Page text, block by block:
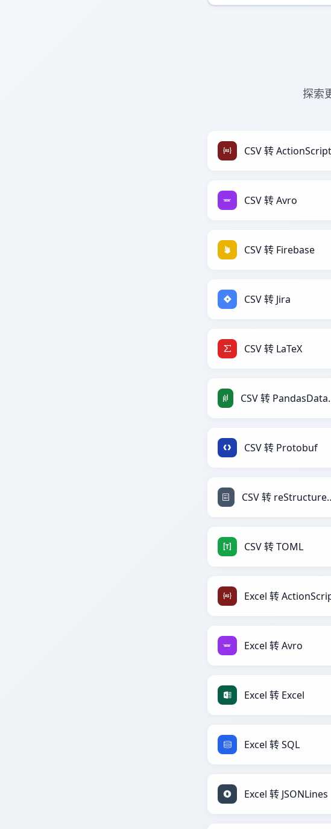
探索
CSV 转 ActionScript
CSV 转 Avro
CSV 转 Firebase
CSV 转 Jira
CSV 转 LaTeX
CSV
CSV 转 Protobuf
CSV 转
CSV 转 TOML
Excel 转
Excel 转 Avro
Excel 转 Excel
Excel 转 SQL
Excel 转 JSONLines